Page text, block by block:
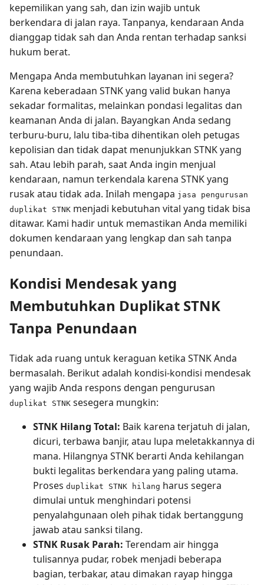
kepemilikan yang sah, dan izin wajib untuk
berkendara di jalan raya. Tanpanya, kendaraan Anda
dianggap tidak sah dan Anda rentan terhadap sanksi
hukum berat.
Mengapa Anda membutuhkan layanan ini segera?
Karena keberadaan STNK yang valid bukan hanya
sekadar formalitas, melainkan pondasi legalitas dan
keamanan Anda di jalan. Bayangkan Anda sedang
terburu-buru, lalu tiba-tiba dihentikan oleh petugas
kepolisian dan tidak dapat menunjukkan STNK yang
sah. Atau lebih parah, saat Anda ingin menjual
kendaraan, namun terkendala karena STNK yang
rusak atau tidak ada. Inilah mengapa jasa pengurusan
duplikat STNK menjadi kebutuhan vital yang tidak bisa
ditawar. Kami hadir untuk memastikan Anda memiliki
dokumen kendaraan yang lengkap dan sah tanpa
penundaan.
Kondisi Mendesak yang
Membutuhkan Duplikat STNK
Tanpa Penundaan
Tidak ada ruang untuk keraguan ketika STNK Anda
bermasalah. Berikut adalah kondisi-kondisi mendesak
yang wajib Anda respons dengan pengurusan
duplikat STNK sesegera mungkin:
STNK Hilang Total: Baik karena terjatuh di jalan,
dicuri, terbawa banjir, atau lupa meletakkannya di
mana. Hilangnya STNK berarti Anda kehilangan
bukti legalitas berkendara yang paling utama.
Proses duplikat STNK hilang harus segera
dimulai untuk menghindari potensi
penyalahgunaan oleh pihak tidak bertanggung
jawab atau sanksi tilang.
STNK Rusak Parah: Terendam air hingga
tulisannya pudar, robek menjadi beberapa
bagian, terbakar, atau dimakan rayap hingga